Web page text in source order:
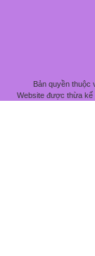
Bản quyền thuộc
Website được thừa